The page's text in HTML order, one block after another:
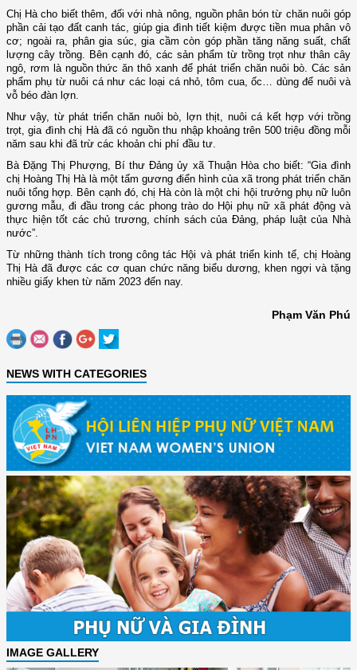
Chị Hà cho biết thêm, đối với nhà nông, nguồn phân bón từ chăn nuôi góp
phần cải tạo đất canh tác, giúp gia đình tiết kiệm được tiền mua phân vô
cơ; ngoài ra, phân gia súc, gia cầm còn góp phần tăng năng suất, chất
lượng cây trồng. Bên cạnh đó, các sản phẩm từ trồng trọt như thân cây
ngô, rơm là nguồn thức ăn thô xanh để phát triển chăn nuôi bò. Các sản
phẩm phụ từ nuôi cá như các loại cá nhỏ, tôm cua, ốc… dùng để nuôi và
vỗ béo đàn lợn.
Như vậy, từ phát triển chăn nuôi bò, lợn thịt, nuôi cá kết hợp với trồng
trọt, gia đình chị Hà đã có nguồn thu nhập khoảng trên 500 triệu đồng mỗi
năm sau khi đã trừ các khoản chi phí đầu tư.
Bà Đặng Thị Phượng, Bí thư Đảng ủy xã Thuận Hòa cho biết: “Gia đình
chị Hoàng Thị Hà là một tấm gương điển hình của xã trong phát triển chăn
nuôi tổng hợp. Bên cạnh đó, chị Hà còn là một chi hội trưởng phụ nữ luôn
gương mẫu, đi đầu trong các phong trào do Hội phụ nữ xã phát động và
thực hiện tốt các chủ trương, chính sách của Đảng, pháp luật của Nhà
nước”.
Từ những thành tích trong công tác Hội và phát triển kinh tế, chị Hoàng
Thị Hà đã được các cơ quan chức năng biểu dương, khen ngợi và tặng
nhiều giấy khen từ năm 2023 đến nay.
Phạm Văn Phú
NEWS WITH CATEGORIES
IMAGE GALLERY